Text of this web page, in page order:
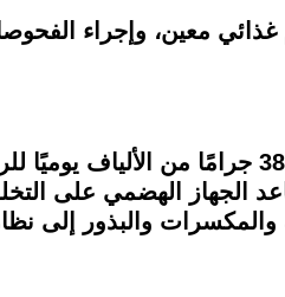
معين، وإجراء
الجهاز الهضمي على
والبذور إلى